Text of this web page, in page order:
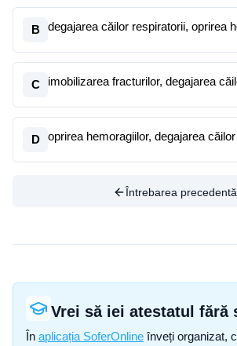
B degajarea căilor respiratorii, oprirea
C imobilizarea fracturilor, degajarea
D oprirea hemoragiilor, degajarea
Întrebarea
Vrei să iei atestatul fără
În aplicația SoferOnline înveți organizat,